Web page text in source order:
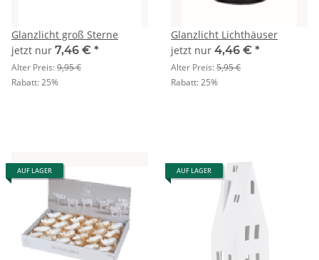
Glanzlicht groß Sterne
jetzt nur 7,46 € *
Alter Preis:9,95 €
Rabatt:25%
Glanzlicht Lichthäuser
jetzt nur 4,46 € *
Alter Preis:5,95 €
Rabatt:25%
AUF LAGER AUF LAGER